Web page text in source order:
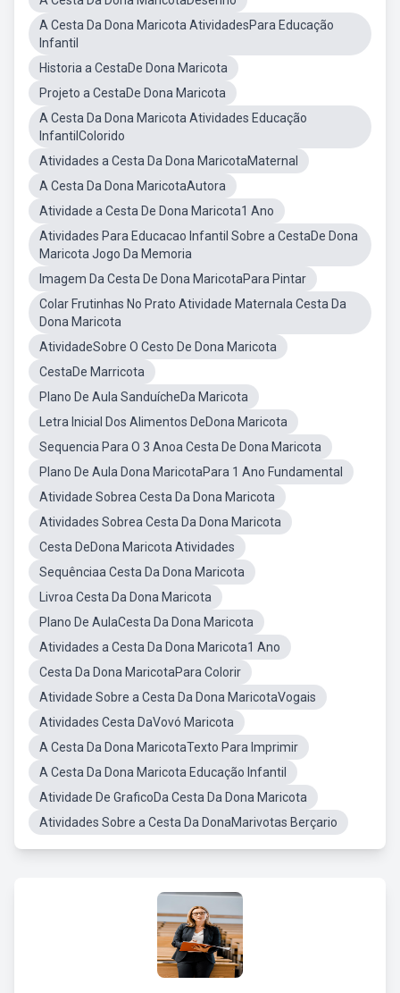
A Cesta Da Dona Maricota AtividadesPara Educação
Infantil
Historia a CestaDe Dona Maricota
Projeto a CestaDe Dona Maricota
A Cesta Da Dona Maricota Atividades Educação
InfantilColorido
Atividades a Cesta Da Dona MaricotaMaternal
A Cesta Da Dona MaricotaAutora
Atividade a Cesta De Dona Maricota1 Ano
Atividades Para Educacao Infantil Sobre a CestaDe Dona
Maricota Jogo Da Memoria
Imagem Da Cesta De Dona MaricotaPara Pintar
Colar Frutinhas No Prato Atividade Maternala Cesta Da
Dona Maricota
AtividadeSobre O Cesto De Dona Maricota
CestaDe Marricota
Plano De Aula SanduícheDa Maricota
Letra Inicial Dos Alimentos DeDona Maricota
Sequencia Para O 3 Anoa Cesta De Dona Maricota
Plano De Aula Dona MaricotaPara 1 Ano Fundamental
Atividade Sobrea Cesta Da Dona Maricota
Atividades Sobrea Cesta Da Dona Maricota
Cesta DeDona Maricota Atividades
Sequênciaa Cesta Da Dona Maricota
Livroa Cesta Da Dona Maricota
Plano De AulaCesta Da Dona Maricota
Atividades a Cesta Da Dona Maricota1 Ano
Cesta Da Dona MaricotaPara Colorir
Atividade Sobre a Cesta Da Dona MaricotaVogais
Atividades Cesta DaVovó Maricota
A Cesta Da Dona MaricotaTexto Para Imprimir
A Cesta Da Dona Maricota Educação Infantil
Atividade De GraficoDa Cesta Da Dona Maricota
Atividades Sobre a Cesta Da DonaMarivotas Berçario